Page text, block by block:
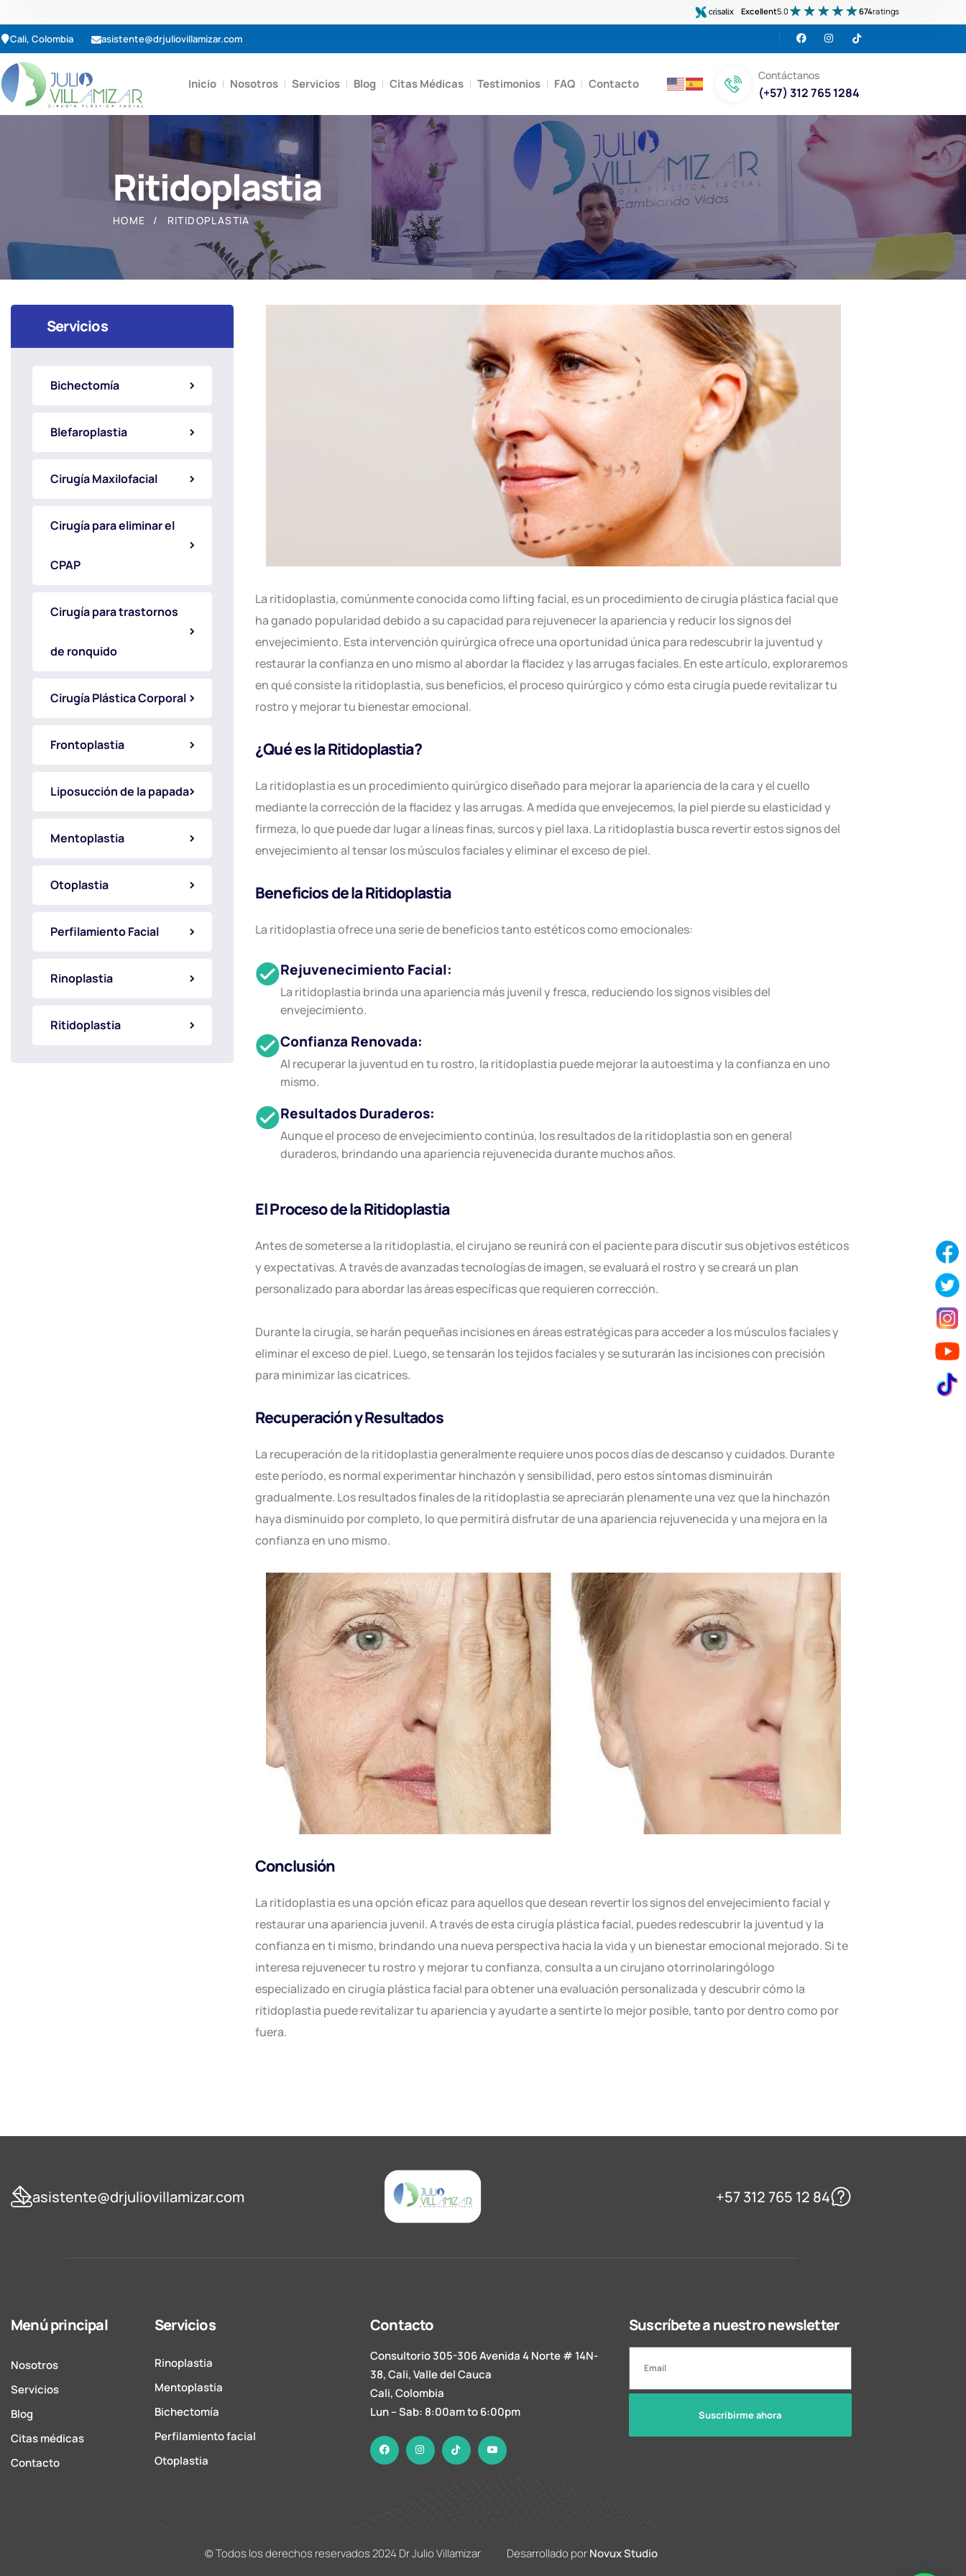
Excellent5.0 674ratings
Cali, Colombia asistente@drjuliovillamizar.com
Inicio Nosotros Servicios Blog Citas Médicas Testimonios FAQ Contacto
Contáctanos
(+57) 312 765 1284
Ritidoplastia
HOME RITIDOPLASTIA
Servicios
Bichectomía
Blefaroplastia
Cirugía Maxilofacial
Cirugía para eliminar el
CPAP
Cirugía para trastornos
de ronquido
Cirugía Plástica Corporal
Frontoplastia
Liposucción de la papada
Mentoplastia
Otoplastia
Perfilamiento Facial
Rinoplastia
Ritidoplastia
La ritidoplastia, comúnmente conocida como lifting facial, es un procedimiento de cirugía plástica facial que
ha ganado popularidad debido a su capacidad para rejuvenecer la apariencia y reducir los signos del
envejecimiento. Esta intervención quirúrgica ofrece una oportunidad única para redescubrir la juventud y
restaurar la confianza en uno mismo al abordar la flacidez y las arrugas faciales. En este artículo, exploraremos
en qué consiste la ritidoplastia, sus beneficios, el proceso quirúrgico y cómo esta cirugía puede revitalizar tu
rostro y mejorar tu bienestar emocional.
¿Qué es la Ritidoplastia?
La ritidoplastia es un procedimiento quirúrgico diseñado para mejorar la apariencia de la cara y el cuello
mediante la corrección de la flacidez y las arrugas. A medida que envejecemos, la piel pierde su elasticidad y
firmeza, lo que puede dar lugar a líneas finas, surcos y piel laxa. La ritidoplastia busca revertir estos signos del
envejecimiento al tensar los músculos faciales y eliminar el exceso de piel.
Beneficios de la Ritidoplastia
La ritidoplastia ofrece una serie de beneficios tanto estéticos como emocionales:
Rejuvenecimiento Facial:
La ritidoplastia brinda una apariencia más juvenil y fresca, reduciendo los signos visibles del
envejecimiento.
Confianza Renovada:
Al recuperar la juventud en tu rostro, la ritidoplastia puede mejorar la autoestima y la confianza en uno
mismo.
Resultados Duraderos:
Aunque el proceso de envejecimiento continúa, los resultados de la ritidoplastia son en general
duraderos, brindando una apariencia rejuvenecida durante muchos años.
El Proceso de la Ritidoplastia
Antes de someterse a la ritidoplastia, el cirujano se reunirá con el paciente para discutir sus objetivos estéticos
y expectativas. A través de avanzadas tecnologías de imagen, se evaluará el rostro y se creará un plan
personalizado para abordar las áreas específicas que requieren corrección.
Durante la cirugía, se harán pequeñas incisiones en áreas estratégicas para acceder a los músculos faciales y
eliminar el exceso de piel. Luego, se tensarán los tejidos faciales y se suturarán las incisiones con precisión
para minimizar las cicatrices.
Recuperación y Resultados
La recuperación de la ritidoplastia generalmente requiere unos pocos días de descanso y cuidados. Durante
este período, es normal experimentar hinchazón y sensibilidad, pero estos síntomas disminuirán
gradualmente. Los resultados finales de la ritidoplastia se apreciarán plenamente una vez que la hinchazón
haya disminuido por completo, lo que permitirá disfrutar de una apariencia rejuvenecida y una mejora en la
confianza en uno mismo.
Conclusión
La ritidoplastia es una opción eficaz para aquellos que desean revertir los signos del envejecimiento facial y
restaurar una apariencia juvenil. A través de esta cirugía plástica facial, puedes redescubrir la juventud y la
confianza en ti mismo, brindando una nueva perspectiva hacia la vida y un bienestar emocional mejorado. Si te
interesa rejuvenecer tu rostro y mejorar tu confianza, consulta a un cirujano otorrinolaringólogo
especializado en cirugía plástica facial para obtener una evaluación personalizada y descubrir cómo la
ritidoplastia puede revitalizar tu apariencia y ayudarte a sentirte lo mejor posible, tanto por dentro como por
fuera.
asistente@drjuliovillamizar.com +57 312 765 12 84
Menú principal
Nosotros
Servicios
Blog
Citas médicas
Contacto
Servicios
Rinoplastia
Mentoplastia
Bichectomía
Perfilamiento facial
Otoplastia
Contacto
Consultorio 305-306 Avenida 4 Norte # 14N-
38, Cali, Valle del Cauca
Cali, Colombia
Lun – Sab: 8:00am to 6:00pm
Suscríbete a nuestro newsletter
Suscribirme ahora
© Todos los derechos reservados 2024 Dr Julio Villamizar Desarrollado porNovux Studio